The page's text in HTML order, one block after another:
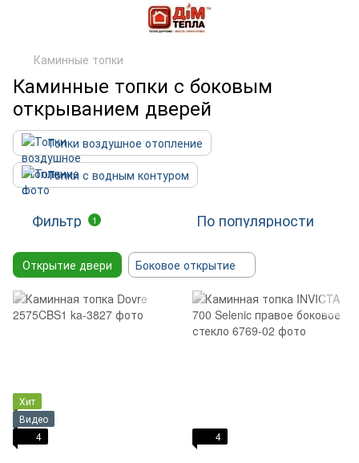
Каминные топки
Каминные топки с боковым
открыванием дверей
Топки воздушное отопление
Топки с водным контуром
Фильтр 1 По популярности
Открытие двери Боковое открытие
Хит
Видео
4
4